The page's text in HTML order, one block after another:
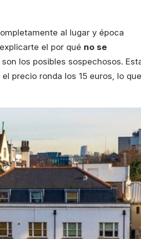
al lugar y época
el por qué no se
los posibles sospechosos.
precio ronda los 15 euros, lo que